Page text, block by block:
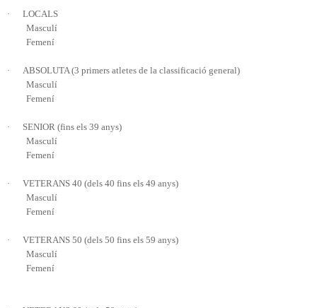
·
LOCALS
Masculí
Femení
·
ABSOLUTA (3 primers atletes de la classificació general)
Masculí
Femení
·
SENIOR (fins els 39 anys)
Masculí
Femení
·
VETERANS 40 (dels 40 fins els 49 anys)
Masculí
Femení
·
VETERANS 50 (dels 50 fins els 59 anys)
Masculí
Femení